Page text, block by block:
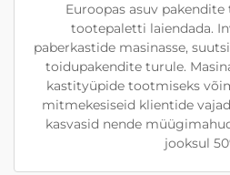
Euroopas asuv
tootepaletti laiendada.
paberkastide masinasse,
toidupakendite turule.
kastityüpide tootmiseks
mitmekesiseid klientide
kasvasid nende
jooksul